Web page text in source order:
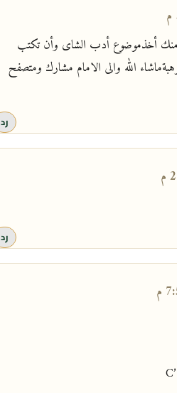
منك أخذموضوع أدب الشاى وأن تكتب
الله والى الامام مشارك ومتصفح
رد
رد